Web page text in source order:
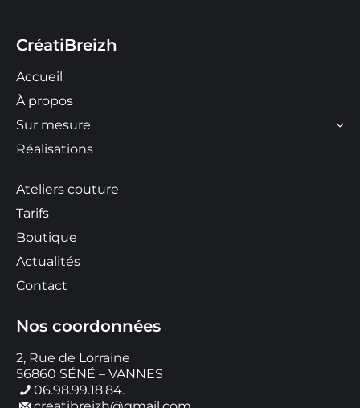
CréatiBreizh
Accueil
À propos
Sur mesure
Réalisations
Ateliers couture
Tarifs
Boutique
Actualités
Contact
Nos coordonnées
2, Rue de Lorraine
56860 SÉNÉ – VANNES
06.98.99.18.84.